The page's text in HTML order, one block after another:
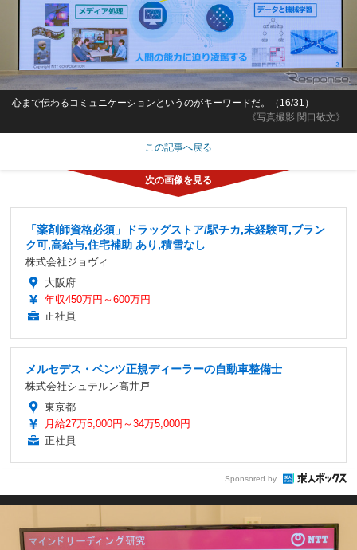
《写真撮影 関口敬文》
心まで伝わるコミュニケーションというのがキーワードだ。（16/31）
この記事へ戻る
「薬剤師資格必須」ドラッグストア/駅チカ,未経験可,ブラン
ク可,高給与,住宅補助 あり,積雪なし
株式会社ジョヴィ
大阪府
年収450万円～600万円
正社員
メルセデス・ベンツ正規ディーラーの自動車整備士
株式会社シュテルン高井戸
東京都
月給27万5,000円～34万5,000円
正社員
Sponsored by